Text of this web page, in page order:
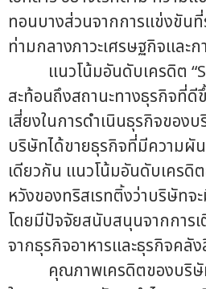
ทอนบางส่วนจากการแข่งขันที่
ท่ามกลางภาวะเศรษฐกิจและ
แนวโน้มอันดับเครดิต
สะท้อนถึงสถานะทางธุรกิจที่
เสี่ยงในการดำเนินธุรกิจของ
บริษัทได้ขายธุรกิจที่มีความผั
เดียวกัน แนวโน้มอันดับเครดิ
หวังของทริสเรทติ้งว่าบริษัทจ
โดยมีปัจจัยสนับสนุนจากการเ
จากธุรกิจอาหารและธุรกิจคลั
คุณภาพเครดิตของบริษัท